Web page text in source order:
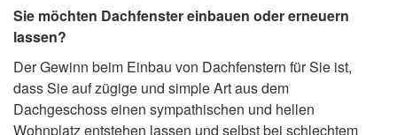
Sie möchten Dachfenster einbauen oder erneuern
lassen?
Der Gewinn beim Einbau von Dachfenstern für Sie ist,
dass Sie auf zügige und simple Art aus dem
Dachgeschoss einen sympathischen und hellen
Wohnplatz entstehen lassen und selbst bei schlechtem